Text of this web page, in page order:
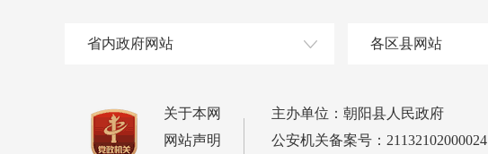
省内政府网站 各区县网站
关于本网
网站声明
主办单位：朝阳县人民政府
公安机关备案号：21132102000024